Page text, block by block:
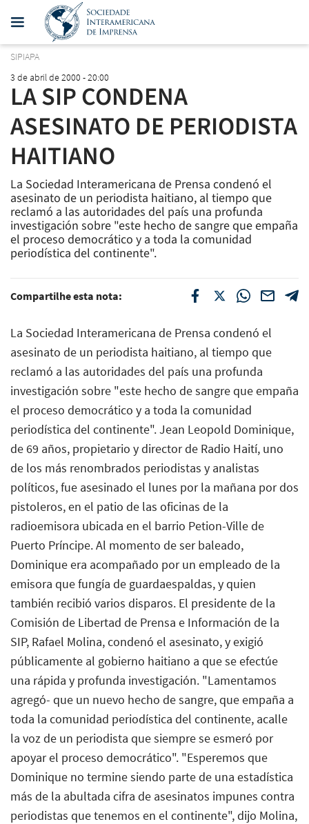
SIPIAPA
3 de abril de 2000 - 20:00
LA SIP CONDENA
ASESINATO DE PERIODISTA
HAITIANO
La Sociedad Interamericana de Prensa condenó el
asesinato de un periodista haitiano, al tiempo que
reclamó a las autoridades del país una profunda
investigación sobre "este hecho de sangre que empaña
el proceso democrático y a toda la comunidad
periodística del continente".
Compartilhe esta nota:
La Sociedad Interamericana de Prensa condenó el
asesinato de un periodista haitiano, al tiempo que
reclamó a las autoridades del país una profunda
investigación sobre "este hecho de sangre que empaña
el proceso democrático y a toda la comunidad
periodística del continente". Jean Leopold Dominique,
de 69 años, propietario y director de Radio Haití, uno
de los más renombrados periodistas y analistas
políticos, fue asesinado el lunes por la mañana por dos
pistoleros, en el patio de las oficinas de la
radioemisora ubicada en el barrio Petion-Ville de
Puerto Príncipe. Al momento de ser baleado,
Dominique era acompañado por un empleado de la
emisora que fungía de guardaespaldas, y quien
también recibió varios disparos. El presidente de la
Comisión de Libertad de Prensa e Información de la
SIP, Rafael Molina, condenó el asesinato, y exigió
públicamente al gobierno haitiano a que se efectúe
una rápida y profunda investigación. "Lamentamos
agregó- que un nuevo hecho de sangre, que empaña a
toda la comunidad periodística del continente, acalle
la voz de un periodista que siempre se esmeró por
apoyar el proceso democrático". "Esperemos que
Dominique no termine siendo parte de una estadística
más de la abultada cifra de asesinatos impunes contra
periodistas que tenemos en el continente", dijo Molina,